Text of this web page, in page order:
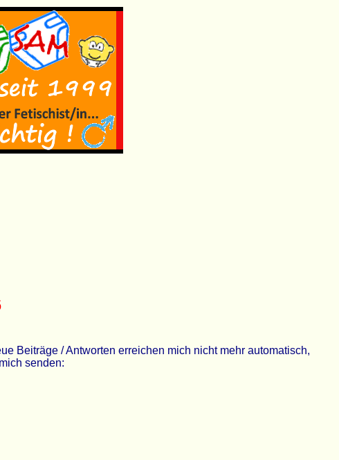
Beiträge / Antworten erreichen mich nicht mehr automatisch,
senden: